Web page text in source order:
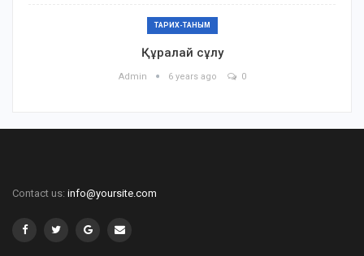
ТАРИХ-ТАНЫМ
Құралай сұлу
Admin 6 years ago 0
Contact us: info@yoursite.com